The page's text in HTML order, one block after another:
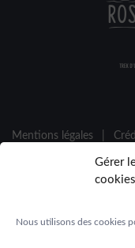
Gérer
cookies
Nous utilisons des cookies
Mentions légales
Espace participantes
© 2026 Désertours -